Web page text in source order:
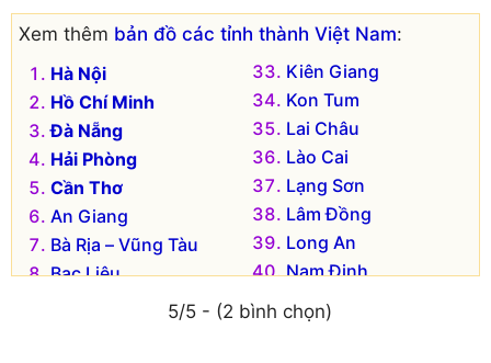
Xã Thái Hòa
Xã Thái Học
Xã Thái Hồng
Xã Thái Sơn
Xã Thái Tân
Xã Thái Thành
Xã Thụy Dương
Xã Thụy Hà
Xã Thụy Hồng
Xã Thụy Lương
Xã Thụy Phúc
Xã Thụy Tân
Xem thêm bản đồ các tỉnh thành Việt Nam:
Hà Nội
Hồ Chí Minh
Đà Nẵng
Hải Phòng
Cần Thơ
An Giang
Bà Rịa – Vũng Tàu
Bạc Liêu
Kiên Giang
Kon Tum
Lai Châu
Lào Cai
Lạng Sơn
Lâm Đồng
Long An
Nam Định
Nghệ An
Ninh Bình
5/5 - (2 bình chọn)